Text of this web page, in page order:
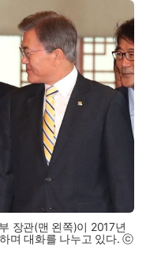
장관(맨 왼쪽)이 2017년
며 대화를 나누고 있다. ⓒ